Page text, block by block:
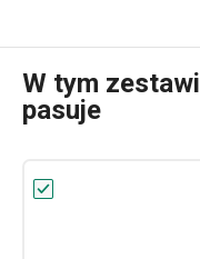
W tym
pasuje